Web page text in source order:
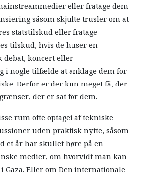
eller fratage dem
såsom skjulte trusler om at
statstilskud eller fratage
tilskud, hvis de huser en
koncert eller
i nogle tilfælde at anklage dem for
Derfor er der kun meget få, der
der er sat for dem.
rum ofte optaget af tekniske
uden praktisk nytte, såsom
et år har skullet høre på en
medier, om hvorvidt man kan
Gaza. Eller om Den internationale